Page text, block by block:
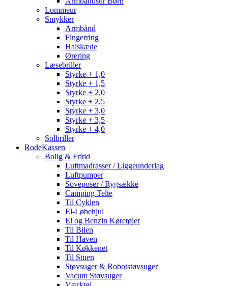
Lommeur
Smykker
Armbånd
Fingerring
Halskæde
Ørering
Læsebriller
Styrke + 1,0
Styrke + 1,5
Styrke + 2,0
Styrke + 2,5
Styrke + 3,0
Styrke + 3,5
Styrke + 4,0
Solbriller
RodeKassen
Bolig & Fritid
Luftmadrasser / Liggeunderlag
Luftpumper
Soveposer / Rygsække
Camping Telte
Til Cyklen
El-Løbehjul
El og Benzin Køretøjer
Til Bilen
Til Haven
Til Køkkenet
Til Stuen
Støvsuger & Robotstøvsuger
Vacum Støvsuger